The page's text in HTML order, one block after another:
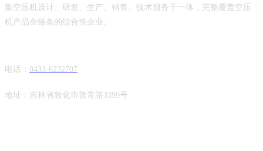
集空压机设计、研发、生产、销售、技术服务于一体，完整覆盖空压
机产品全链条的综合性企业。
电话： 0433-6232707
地址：吉林省敦化市敦青路3399号